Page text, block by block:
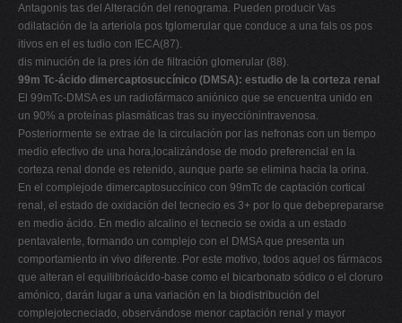
Antagonis tas del Alteración del renograma. Pueden producir Vas
odilatación de la arteriola pos tglomerular que conduce a una fals os pos
itivos en el es tudio con IECA(87).
dis minución de la pres ión de filtración glomerular (88).
99m Tc-ácido dimercaptosuccínico (DMSA): estudio de la corteza renal
El 99mTc-DMSA es un radiofármaco aniónico que se encuentra unido en
un 90% a proteínas plasmáticas tras su inyecciónintravenosa.
Posteriormente se extrae de la circulación por las nefronas con un tiempo
medio efectivo de una hora,localizándose de modo preferencial en la
corteza renal donde es retenido, aunque parte se elimina hacia la orina.
En el complejode dimercaptosuccínico con 99mTc de captación cortical
renal, el estado de oxidación del tecnecio es 3+ por lo que debeprepararse
en medio ácido. En medio alcalino el tecnecio se oxida a un estado
pentavalente, formando un complejo con el DMSA que presenta un
comportamiento in vivo diferente. Por este motivo, todos aquel os fármacos
que alteran el equilibrioácido-base como el bicarbonato sódico o el cloruro
amónico, darán lugar a una variación en la biodistribución del
complejotecneciado, observándose menor captación renal y mayor